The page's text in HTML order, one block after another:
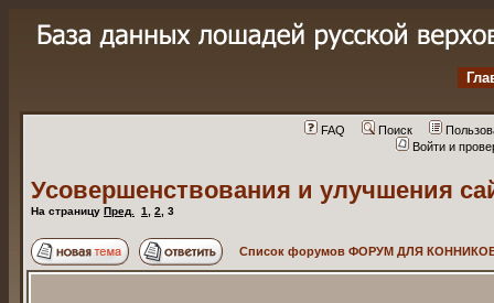
FAQ Поиск
Войти и
Усовершенствования и улучшения
На страницу Пред. 1 2 3
Список форумов ФОРУМ ДЛЯ КОННИКОВ